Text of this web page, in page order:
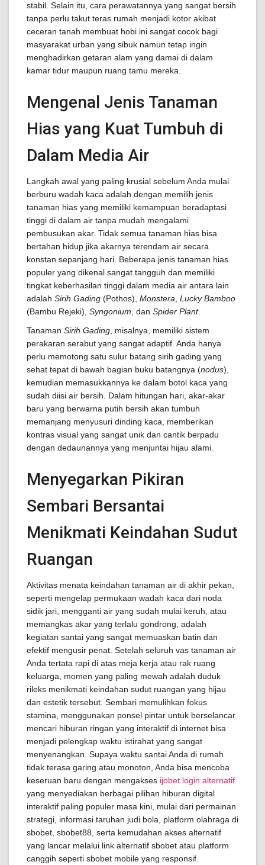
stabil. Selain itu, cara perawatannya yang sangat bersih
tanpa perlu takut teras rumah menjadi kotor akibat
ceceran tanah membuat hobi ini sangat cocok bagi
masyarakat urban yang sibuk namun tetap ingin
menghadirkan getaran alam yang damai di dalam
kamar tidur maupun ruang tamu mereka.
Mengenal Jenis Tanaman
Hias yang Kuat Tumbuh di
Dalam Media Air
Langkah awal yang paling krusial sebelum Anda mulai
berburu wadah kaca adalah dengan memilih jenis
tanaman hias yang memiliki kemampuan beradaptasi
tinggi di dalam air tanpa mudah mengalami
pembusukan akar. Tidak semua tanaman hias bisa
bertahan hidup jika akarnya terendam air secara
konstan sepanjang hari. Beberapa jenis tanaman hias
populer yang dikenal sangat tangguh dan memiliki
tingkat keberhasilan tinggi dalam media air antara lain
adalah Sirih Gading (Pothos), Monstera Lucky Bamboo
(Bambu Rejeki), Syngonium , dan Spider Plant.
Tanaman Sirih Gading , misalnya, memiliki sistem
perakaran serabut yang sangat adaptif. Anda hanya
perlu memotong satu sulur batang sirih gading yang
sehat tepat di bawah bagian buku batangnya (nodus),
kemudian memasukkannya ke dalam botol kaca yang
sudah diisi air bersih. Dalam hitungan hari, akar-akar
baru yang berwarna putih bersih akan tumbuh
memanjang menyusuri dinding kaca, memberikan
kontras visual yang sangat unik dan cantik berpadu
dengan dedaunannya yang menjuntai hijau alami.
Menyegarkan Pikiran
Sembari Bersantai
Menikmati Keindahan Sudut
Ruangan
Aktivitas menata keindahan tanaman air di akhir pekan,
seperti mengelap permukaan wadah kaca dari noda
sidik jari, mengganti air yang sudah mulai keruh, atau
memangkas akar yang terlalu gondrong, adalah
kegiatan santai yang sangat memuaskan batin dan
efektif mengusir penat. Setelah seluruh vas tanaman air
Anda tertata rapi di atas meja kerja atau rak ruang
keluarga, momen yang paling mewah adalah duduk
rileks menikmati keindahan sudut ruangan yang hijau
dan estetik tersebut. Sembari memulihkan fokus
stamina, menggunakan ponsel pintar untuk berselancar
mencari hiburan ringan yang interaktif di internet bisa
menjadi pelengkap waktu istirahat yang sangat
menyenangkan. Supaya waktu santai Anda di rumah
tidak terasa garing atau monoton, Anda bisa mencoba
keseruan baru dengan mengakses ijobet login alternatif
yang menyediakan berbagai pilihan hiburan digital
interaktif paling populer masa kini, mulai dari permainan
strategi, informasi taruhan judi bola, platform olahraga di
sbobet, sbobet88, serta kemudahan akses alternatif
yang lancar melalui link alternatif sbobet atau platform
canggih seperti sbobet mobile yang responsif.